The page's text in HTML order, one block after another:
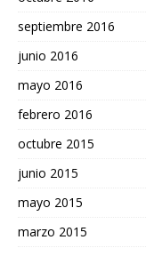
septiembre 2016
junio 2016
mayo 2016
febrero 2016
octubre 2015
junio 2015
mayo 2015
marzo 2015